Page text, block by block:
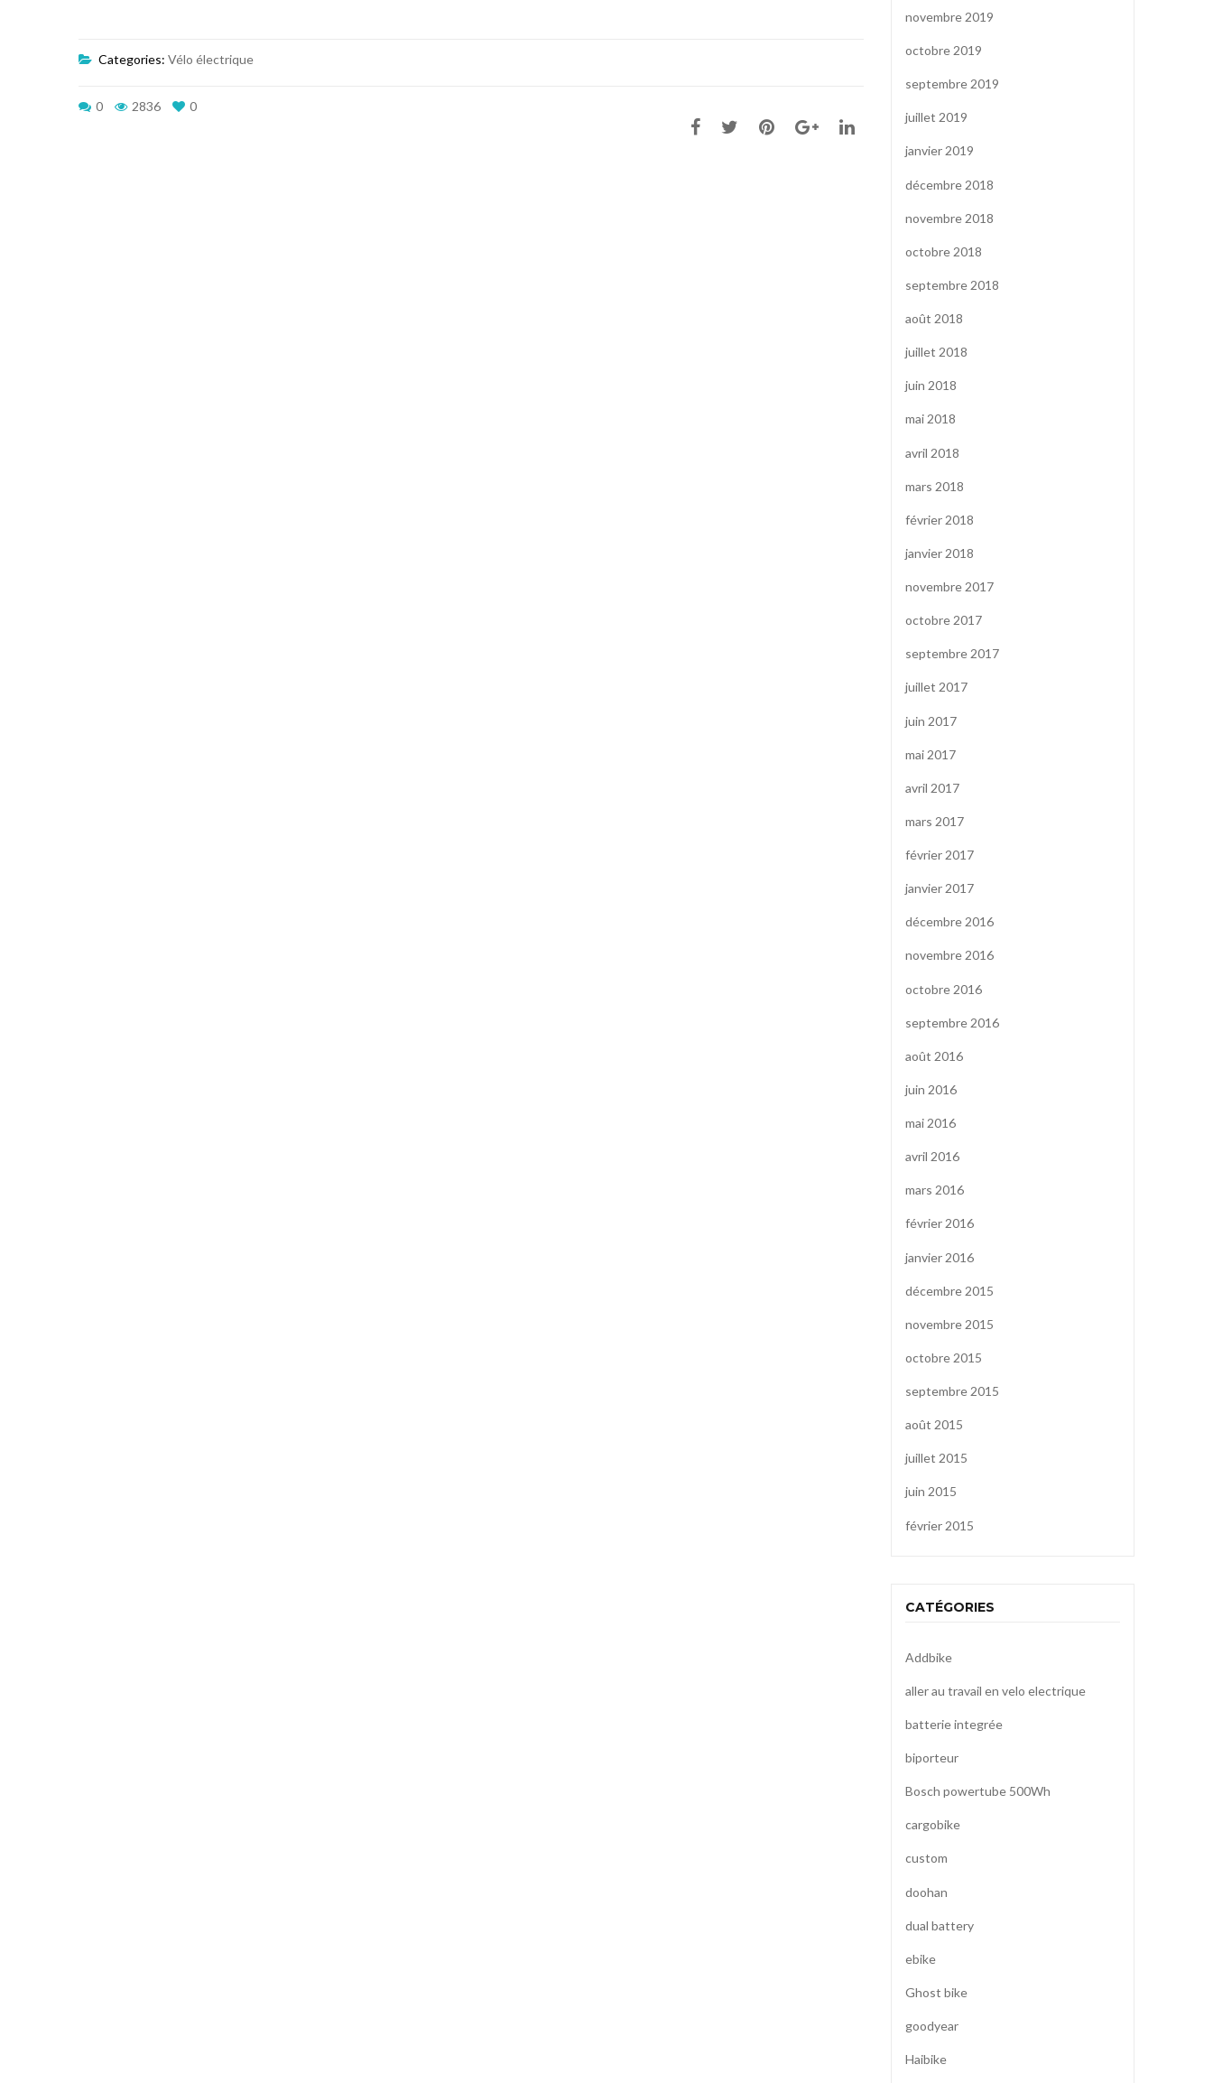
Categories: Vélo électrique
0 2836 0
novembre 2019
octobre 2019
septembre 2019
juillet 2019
janvier 2019
décembre 2018
novembre 2018
octobre 2018
septembre 2018
août 2018
juillet 2018
juin 2018
mai 2018
avril 2018
mars 2018
février 2018
janvier 2018
novembre 2017
octobre 2017
septembre 2017
juillet 2017
juin 2017
mai 2017
avril 2017
mars 2017
février 2017
janvier 2017
décembre 2016
novembre 2016
octobre 2016
septembre 2016
août 2016
juin 2016
mai 2016
avril 2016
mars 2016
février 2016
janvier 2016
décembre 2015
novembre 2015
octobre 2015
septembre 2015
août 2015
juillet 2015
juin 2015
février 2015
CATÉGORIES
Addbike
aller au travail en velo electrique
batterie integrée
biporteur
Bosch powertube 500Wh
cargobike
custom
doohan
dual battery
ebike
Ghost bike
goodyear
Haibike